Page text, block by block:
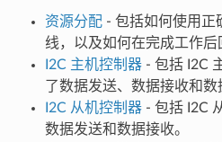
资源分配- 包括如何使用正
线，以及如何在完成工作后
I2C 主机控制器- 包括 I2C
了数据发送、数据接收和数
I2C 从机控制器- 包括 I2C
数据发送和数据接收。